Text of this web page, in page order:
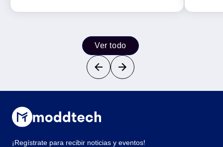
Ver todo
¡Regístrate para recibir noticias y eventos!